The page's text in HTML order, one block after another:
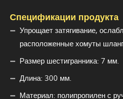
Спецификации продукта
Упрощает затягивание,
расположенные хомуты
Размер шестигранника: 7 мм.
Длина: 300 мм.
Материал: полипропилен с